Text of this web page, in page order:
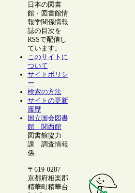
日本の図書
館・図書館情
報学関係情報
誌の目次を
RSSで配信し
ています。
このサイトに
ついて
サイトポリシ
ー
検索の方法
サイトの更新
履歴
国立国会図書
館 関西館
図書館協力
課 調査情報
係
〒619-0287
京都府相楽郡
精華町精華台